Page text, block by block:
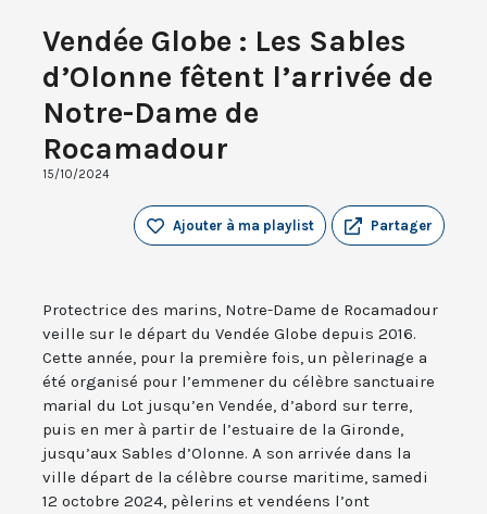
Vendée Globe : Les Sables
d’Olonne fêtent l’arrivée de
Notre-Dame de
Rocamadour
15/10/2024
Partager
Ajouter à ma playlist
Protectrice des marins, Notre-Dame de Rocamadour
veille sur le départ du Vendée Globe depuis 2016.
Cette année, pour la première fois, un pèlerinage a
été organisé pour l’emmener du célèbre sanctuaire
marial du Lot jusqu’en Vendée, d’abord sur terre,
puis en mer à partir de l’estuaire de la Gironde,
jusqu’aux Sables d’Olonne. A son arrivée dans la
ville départ de la célèbre course maritime, samedi
12 octobre 2024, pèlerins et vendéens l’ont